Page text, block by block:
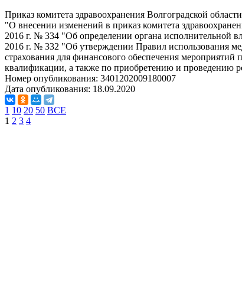
Приказ комитета здравоохранения Волгоградской
"О внесении изменений в приказ комитета
2016 г. № 334 "Об определении органа исполнительной
2016 г. № 332 "Об утверждении Правил использования
страхования для финансового обеспечения
квалификации, а также по приобретению и проведению
Номер опубликования: 3401202009180007
Дата опубликования: 18.09.2020
1 10 20 50 ВСЕ
1 2 3 4